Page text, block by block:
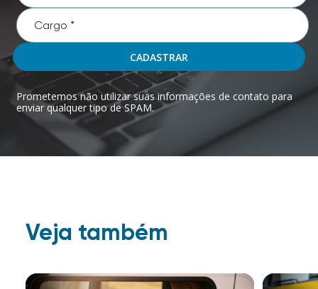
CADASTRAR
Prometemos não utilizar suas informações de contato para
enviar qualquer tipo de SPAM.
Veja também